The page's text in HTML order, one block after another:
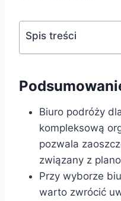
Spis treści
Biuro podróży
kompleksową
pozwala
związany z
Przy wyborze
warto zwrócić